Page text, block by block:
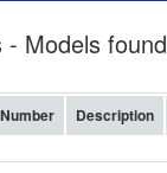
Models found
Description